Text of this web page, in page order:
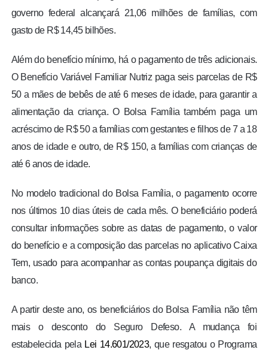
governo federal alcançará 21,06 milhões de famílias, com
gasto de R$ 14,45 bilhões.
Além do benefício mínimo, há o pagamento de três adicionais.
O Benefício Variável Familiar Nutriz paga seis parcelas de R$
50 a mães de bebês de até 6 meses de idade, para garantir a
alimentação da criança. O Bolsa Família também paga um
acréscimo de R$ 50 a famílias com gestantes e filhos de 7 a 18
anos de idade e outro, de R$ 150, a famílias com crianças de
até 6 anos de idade.
No modelo tradicional do Bolsa Família, o pagamento ocorre
nos últimos 10 dias úteis de cada mês. O beneficiário poderá
consultar informações sobre as datas de pagamento, o valor
do benefício e a composição das parcelas no aplicativo Caixa
Tem, usado para acompanhar as contas poupança digitais do
banco.
A partir deste ano, os beneficiários do Bolsa Família não têm
mais o desconto do Seguro Defeso. A mudança foi
estabelecida pela Lei 14.601/2023, que resgatou o Programa